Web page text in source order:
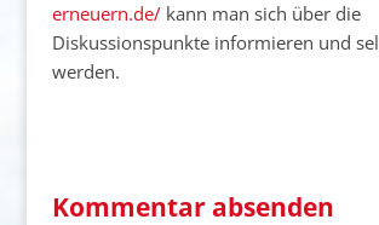
erneuern.de/kann man sich über die
Diskussionspunkte informieren und
werden.
Kommentar absenden